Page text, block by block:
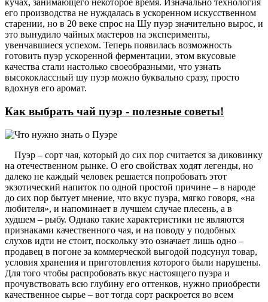
кучах, занимающего некоторое время. Изначально технология
его производства не нуждалась в ускоренном искусственном
старении, но в 20 веке спрос на Шу пуэр значительно вырос, и
это вынудило чайных мастеров на эксперименты,
увенчавшиеся успехом. Теперь появилась возможность
готовить пуэр ускоренной ферментации, этом вкусовые
качества стали настолько своеобразными, что узнать
высококлассный шу пуэр можно буквально сразу, просто
вдохнув его аромат.
Как выбрать чай пуэр - полезные советы!
Пуэр – сорт чая, который до сих пор считается за диковинку
на отечественном рынке. О его свойствах ходят легенды, но
далеко не каждый человек решается попробовать этот
экзотический напиток по одной простой причине – в народе
до сих пор бытует мнение, что вкус пуэра, мягко говоря, «на
любителя», и напоминает в лучшем случае плесень, а в
худшем – рыбу. Однако такие характеристики не являются
признаками качественного чая, и на поводу у подобных
слухов идти не стоит, поскольку это означает лишь одно –
продавец в погоне за коммерческой выгодой подсунул товар,
условия хранения и приготовления которого были нарушены.
Для того чтобы распробовать вкус настоящего пуэра и
прочувствовать всю глубину его оттенков, нужно приобрести
качественное сырье – вот тогда сорт раскроется во всем